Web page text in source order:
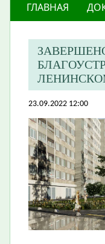
ГЛАВНАЯ
23.09.2022 12:00